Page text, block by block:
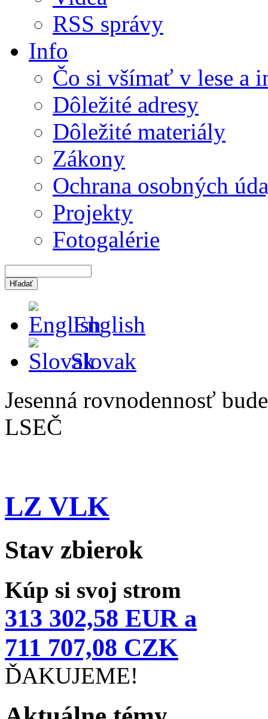
RSS správy
Info
Čo si všímať v lese a
Dôležité adresy
Dôležité materiály
Zákony
Ochrana osobných
Projekty
Fotogalérie
English
Slovak
Jesenná rovnodennosť
LSEČ
LZ VLK
Stav zbierok
Kúp si svoj strom
313 302,58 EUR a
711 707,08 CZK
ĎAKUJEME!